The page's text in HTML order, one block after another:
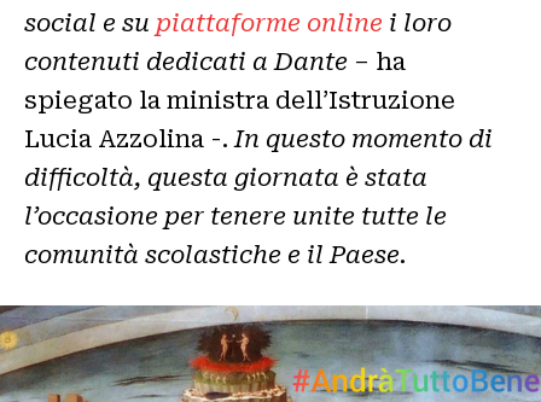
social e su piattaforme online i loro
contenuti dedicati a Dante – ha
spiegato la ministra dell’Istruzione
Lucia Azzolina -.In questo momento di
difficoltà, questa giornata è stata
l’occasione per tenere unite tutte le
comunità scolastiche e il Paese.